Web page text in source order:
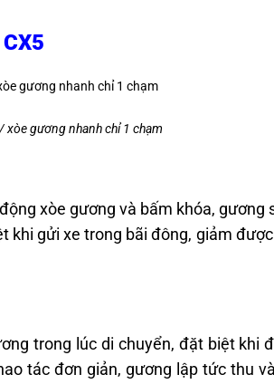
xòe gương nhanh chỉ 1 chạm
xòe gương và bấm khóa, gương
khi gửi xe trong bãi đông, giảm
trong lúc di chuyển, đặt biệt khi
tác đơn giản, gương lập tức thu